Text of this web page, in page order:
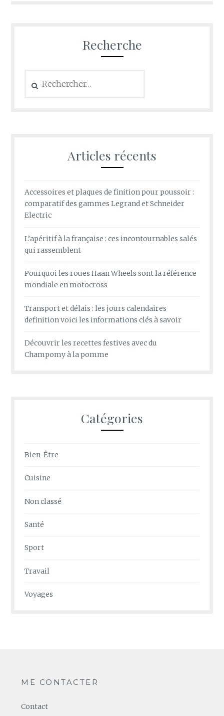
Recherche
Articles récents
Accessoires et plaques de finition pour poussoir :
comparatif des gammes Legrand et Schneider
Electric
L’apéritif à la française : ces incontournables salés
qui rassemblent
Pourquoi les roues Haan Wheels sont la référence
mondiale en motocross
Transport et délais : les jours calendaires
definition voici les informations clés à savoir
Découvrir les recettes festives avec du
Champomy à la pomme
Catégories
Bien-Être
Cuisine
Non classé
Santé
Sport
Travail
Voyages
ME CONTACTER
Contact